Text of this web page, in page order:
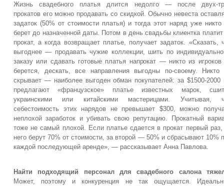
Жизнь свадебного платья длится недолго — после двух-
прокатов его можно продавать со скидкой. Обычно невеста
задаток (50% от стоимости платья) и тогда этот наряд уже никто
берет до назначенной даты. Потом в день свадьбы клиентка платит
прокат, а когда возвращает платье, получает задаток. «Сказать,
выгоднее — продавать чужие коллекции, шить по
заказу или сдавать готовые платья напрокат — никто из игроков
берется, дескать, все направления выгодны по-своему. Никто
скрывает — наиболее выгоден обман покупателей: за $1500-2000
предлагают «французское» платье известных марок,
украинскими или китайскими мастерицами. Учитывая,
себестоимость этих нарядов не превышает $300, можно
неплохой заработок и убивать свою репутацию. Прокатный
тоже не самый плохой. Если платье сдается в прокат первый раз,
него берут 70% от стоимости, за второй — 50% и сбрасывают 10%
каждой последующей аренде», — рассказывает Анна Павлова.
Найти подходящий персонал для свадебного салона
Может, поэтому и конкуренция не так ощущается.